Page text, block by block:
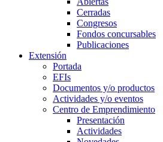
Cerradas
Congresos
Fondos concursables
Publicaciones
Extensión
Portada
EFIs
Documentos y/o productos
Actividades y/o eventos
Centro de Emprendimiento
Presentación
Actividades